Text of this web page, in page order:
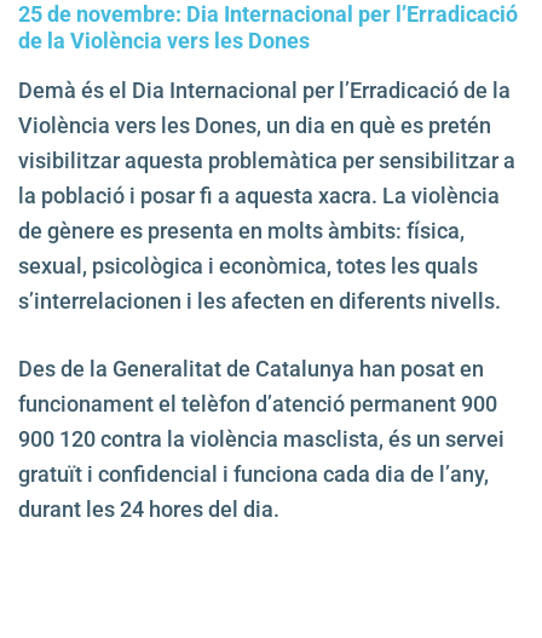
25 de novembre: Dia Internacional per l’Erradicació
de la Violència vers les Dones
Demà és el Dia Internacional per l’Erradicació de la
Violència vers les Dones, un dia en què es pretén
visibilitzar aquesta problemàtica per sensibilitzar a
la població i posar fi a aquesta xacra. La violència
de gènere es presenta en molts àmbits: física,
sexual, psicològica i econòmica, totes les quals
s’interrelacionen i les afecten en diferents nivells.
Des de la Generalitat de Catalunya han posat en
funcionament el telèfon d’atenció permanent 900
900 120 contra la violència masclista, és un servei
gratuït i confidencial i funciona cada dia de l’any,
durant les 24 hores del dia.